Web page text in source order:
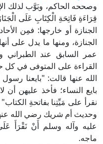
الحاكم، وبَوَّب لذلك
فَاتِحَةِ الْكِتَابِ عَلَى
أو خارجها: فمِن
ومنها ما يدل على
السابق عند الطبراني
على المتوفى في كل
عنها قالت: "بايعنا رسول
النساء؛ فأخذ عليهن أن لا
على مَيِّتِنا بفاتحةِ الكتاب"
أم شريك رضي الله عنها
وآله وسلم أَنْ نَقْرَأَ عَلَى